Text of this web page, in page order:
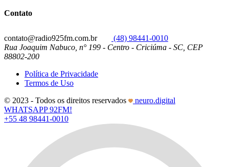
Contato
contato@radio925fm.com.br
(48) 98441-0010
Rua Joaquim Nabuco, n° 199 - Centro - Criciúma - SC, CEP
88802-200
Política de Privacidade
Termos de Uso
© 2023 - Todos os direitos reservados
neuro.digital
WHATSAPP 92FM!
+55 48 98441-0010